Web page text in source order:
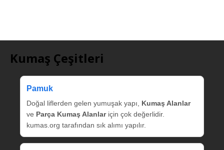
Kumaş Çeşitleri
Pamuk
Doğal liflerden gelen yumuşak yapı, Kumaş Alanlar
ve Parça Kumaş Alanlariçin çok değerlidir.
kumas.org tarafından sık alımı yapılır.